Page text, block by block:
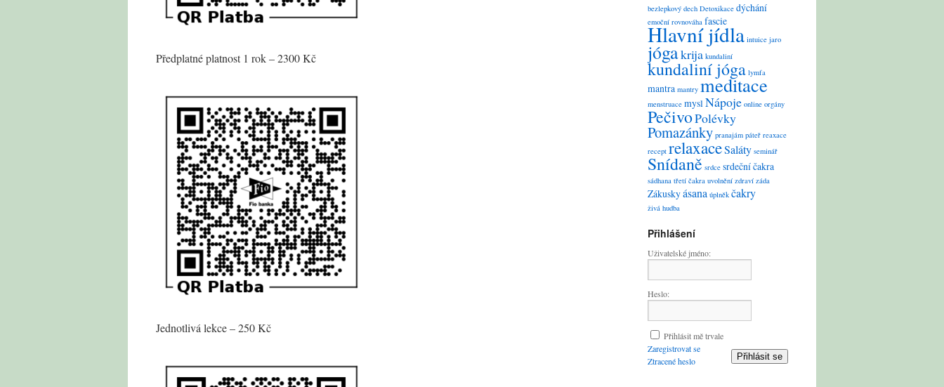
Předplatné platnost 1 rok – 2300 Kč
Jednotlivá lekce – 250 Kč
bezlepkový dech Detoxikace dýchání
emoční rovnováha fascie
Hlavní jídla intuice jaro
jógakrija kundaliní
kundaliní jóga lymfa
mantra mantry meditace
menstruace myslNápoje online orgány
PečivoPolévky
Pomazánky pranajám páteř reaxace
recept relaxaceSaláty seminář
Snídaně srdce srdeční čakra
sádhana třetí čakra uvolnění zdraví záda
Zákuskyásana úplněk čakry
živá hudba
Přihlášení
Uživatelské jméno:
Heslo:
Přihlásit mě trvale
Přihlásit se
Zaregistrovat se
Ztracené heslo